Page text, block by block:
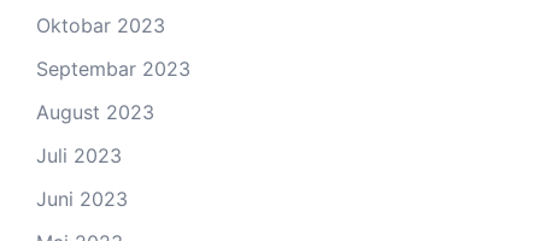
Oktobar 2023
Septembar 2023
August 2023
Juli 2023
Juni 2023